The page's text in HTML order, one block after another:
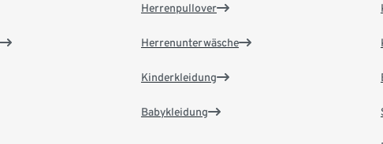
Herrenpullover
Herrenunterwäsche
Kinderkleidung
Babykleidung